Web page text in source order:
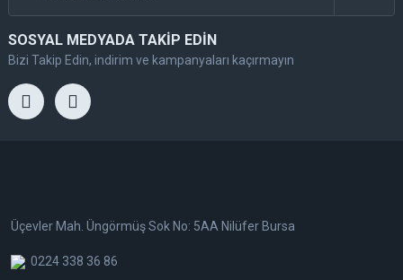
SOSYAL MEDYADA TAKİP EDİN
Bizi Takip Edin, indirim ve kampanyaları kaçırmayın
Üçevler Mah. Üngörmüş Sok No: 5AA Nilüfer Bursa
0224 338 36 86